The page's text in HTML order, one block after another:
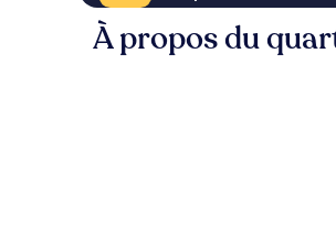
À propos du